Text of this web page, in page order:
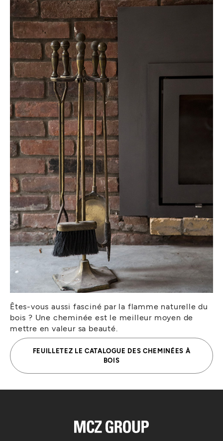
Êtes-vous aussi fasciné par la flamme naturelle du
bois ? Une cheminée est le meilleur moyen de
mettre en valeur sa beauté.
FEUILLETEZ LE CATALOGUE DES CHEMINÉES À
BOIS